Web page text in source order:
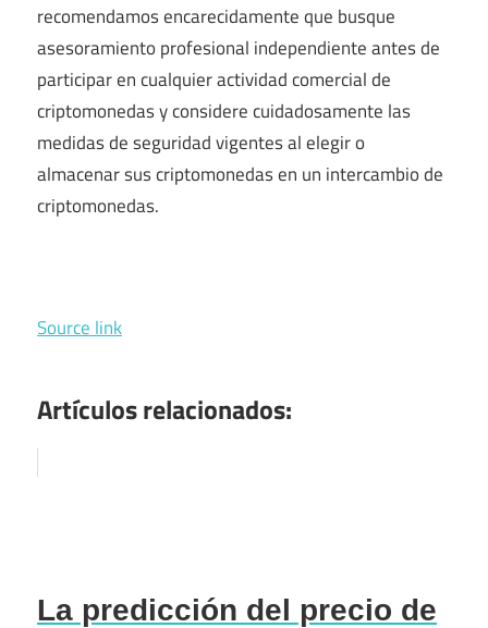
recomendamos encarecidamente que busque
asesoramiento profesional independiente antes de
participar en cualquier actividad comercial de
criptomonedas y considere cuidadosamente las
medidas de seguridad vigentes al elegir o
almacenar sus criptomonedas en un intercambio de
criptomonedas.
Source link
Artículos relacionados:
La predicción del precio de